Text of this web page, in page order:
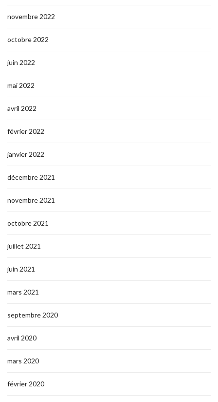
novembre 2022
octobre 2022
juin 2022
mai 2022
avril 2022
février 2022
janvier 2022
décembre 2021
novembre 2021
octobre 2021
juillet 2021
juin 2021
mars 2021
septembre 2020
avril 2020
mars 2020
février 2020